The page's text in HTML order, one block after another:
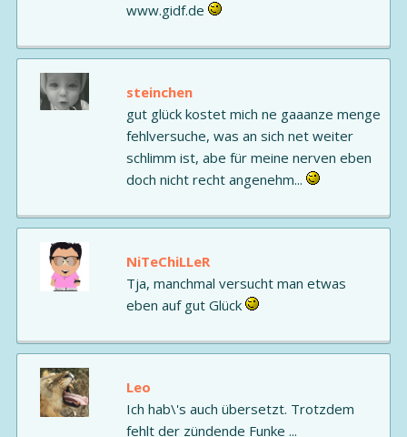
www.gidf.de
steinchen
gut glück kostet mich ne gaaanze menge
fehlversuche, was an sich net weiter
schlimm ist, abe für meine nerven eben
doch nicht recht angenehm...
NiTeChiLLeR
Tja, manchmal versucht man etwas
eben auf gut Glück
Leo
Ich hab\'s auch übersetzt. Trotzdem
fehlt der zündende Funke ...